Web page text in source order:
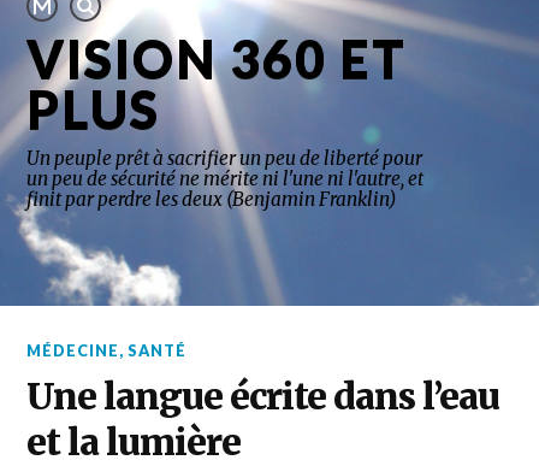
VISION 360 ET
PLUS
Un peuple prêt à sacrifier un peu de liberté pour
un peu de sécurité ne mérite ni l'une ni l'autre, et
finit par perdre les deux (Benjamin Franklin)
MÉDECINE,SANTÉ
Une langue écrite dans l’eau
et la lumière